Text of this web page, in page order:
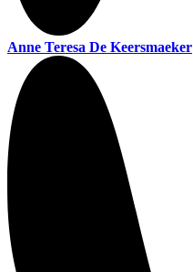
Anne Teresa De Keersmaeker